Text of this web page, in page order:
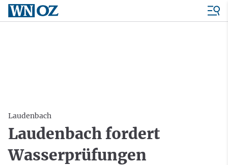
Laudenbach
Laudenbach fordert
Wasserprüfungen